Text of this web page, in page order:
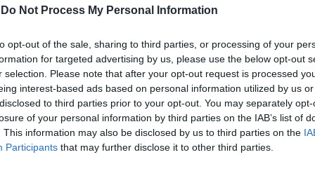
Do Not Process My Personal Information
opt-out of the sale, sharing to third parties, or processing of your
for targeted advertising by us, please use the below opt-out
selection. Please note that after your opt-out request is processed
interest-based ads based on personal information utilized by us
to third parties prior to your opt-out. You may separately
of your personal information by third parties on the IAB’s list of
This information may also be disclosed by us to third parties on the
Participants that may further disclose it to other third parties.
internazionale, senza contare le
in particolare la comunità omosessuale,
qui, senza scomporsi e sempre con
forza data anche dalla sua pacatezza,
posizione: «Ho una mamma russa, tanti
mi è stata offerta questa possibilità
Le cose politiche sono sempre le più
non ragiono su quello, ma sul fatto che
amata in Russia. Vivo di questo, è il mio